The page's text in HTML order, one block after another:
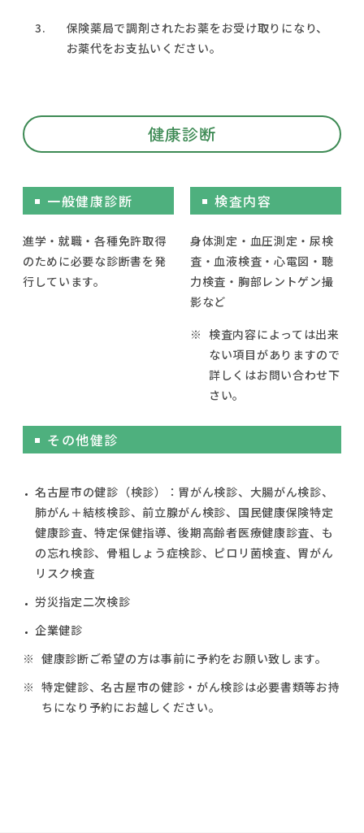
3.
保険薬局で調剤されたお薬をお受け取りになり、
お薬代をお支払いください。
健康診断
一般健康診断
進学・就職・各種免許取得
のために必要な診断書を発
行しています。
検査内容
身体測定・血圧測定・尿検
査・血液検査・心電図・聴
力検査・胸部レントゲン撮
影など
検査内容によっては出来
ない項目がありますので
詳しくはお問い合わせ下
さい。
その他健診
名古屋市の健診（検診）：胃がん検診、大腸がん検診、
肺がん＋結核検診、前立腺がん検診、国民健康保険特定
健康診査、特定保健指導、後期高齢者医療健康診査、も
の忘れ検診、骨粗しょう症検診、ピロリ菌検査、胃がん
リスク検査
労災指定二次検診
企業健診
健康診断ご希望の方は事前に予約をお願い致します。
特定健診、名古屋市の健診・がん検診は必要書類等お持
ちになり予約にお越しください。